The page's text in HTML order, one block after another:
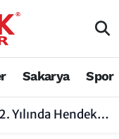
Sakarya Spor
Hendek’te Anılacak